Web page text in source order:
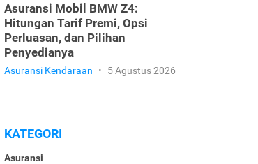
Asuransi Mobil BMW Z4:
Hitungan Tarif Premi, Opsi
Perluasan, dan Pilihan
Penyedianya
Asuransi Kendaraan • 5 Agustus 2026
KATEGORI
Asuransi